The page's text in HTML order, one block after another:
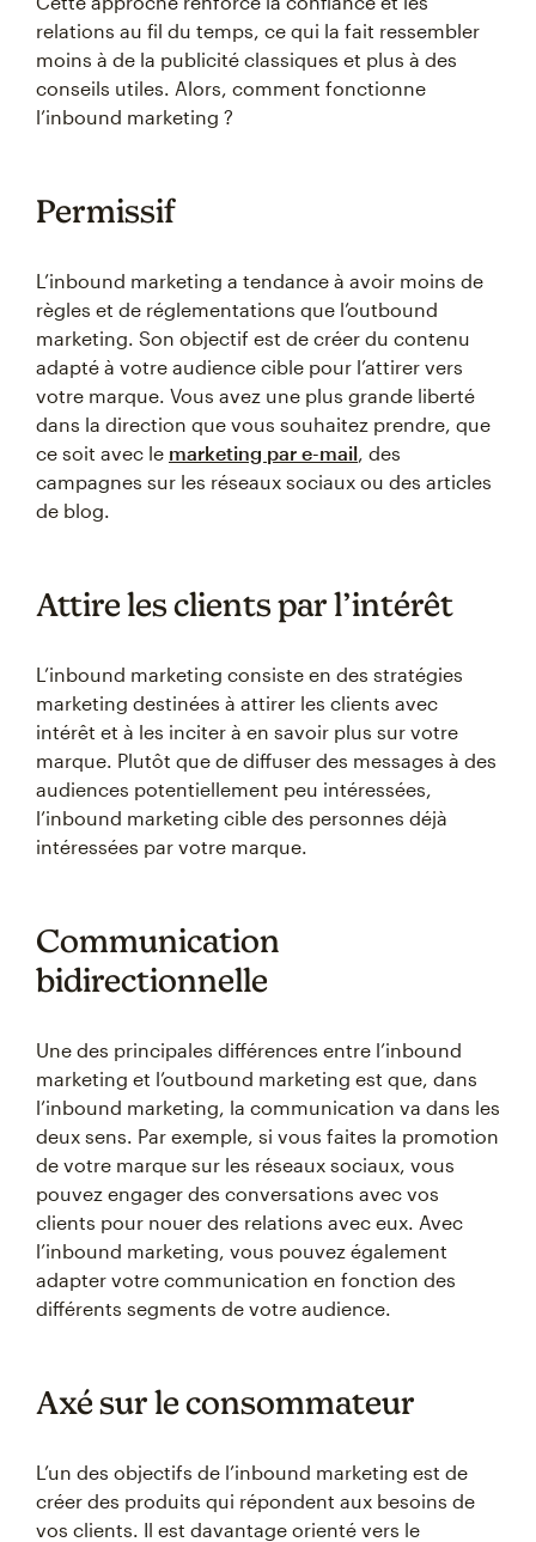
relations au fil du temps, ce qui la fait ressembler
moins à de la publicité classiques et plus à des
conseils utiles. Alors, comment fonctionne
l’inbound marketing ?
Permissif
L’inbound marketing a tendance à avoir moins de
règles et de réglementations que l’outbound
marketing. Son objectif est de créer du contenu
adapté à votre audience cible pour l’attirer vers
votre marque. Vous avez une plus grande liberté
dans la direction que vous souhaitez prendre, que
ce soit avec le marketing par e-mail, des
campagnes sur les réseaux sociaux ou des articles
de blog.
Attire les clients par l’intérêt
L’inbound marketing consiste en des stratégies
marketing destinées à attirer les clients avec
intérêt et à les inciter à en savoir plus sur votre
marque. Plutôt que de diffuser des messages à des
audiences potentiellement peu intéressées,
l’inbound marketing cible des personnes déjà
intéressées par votre marque.
Communication
bidirectionnelle
Une des principales différences entre l’inbound
marketing et l’outbound marketing est que, dans
l’inbound marketing, la communication va dans les
deux sens. Par exemple, si vous faites la promotion
de votre marque sur les réseaux sociaux, vous
pouvez engager des conversations avec vos
clients pour nouer des relations avec eux. Avec
l’inbound marketing, vous pouvez également
adapter votre communication en fonction des
différents segments de votre audience.
Axé sur le consommateur
L’un des objectifs de l’inbound marketing est de
créer des produits qui répondent aux besoins de
vos clients. Il est davantage orienté vers le